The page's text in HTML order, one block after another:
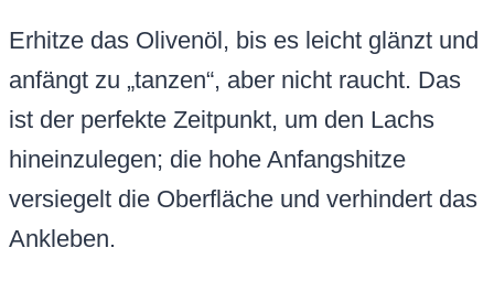
Erhitze das Olivenöl, bis es leicht glänzt und
anfängt zu „tanzen“, aber nicht raucht. Das
ist der perfekte Zeitpunkt, um den Lachs
hineinzulegen; die hohe Anfangshitze
versiegelt die Oberfläche und verhindert das
Ankleben.